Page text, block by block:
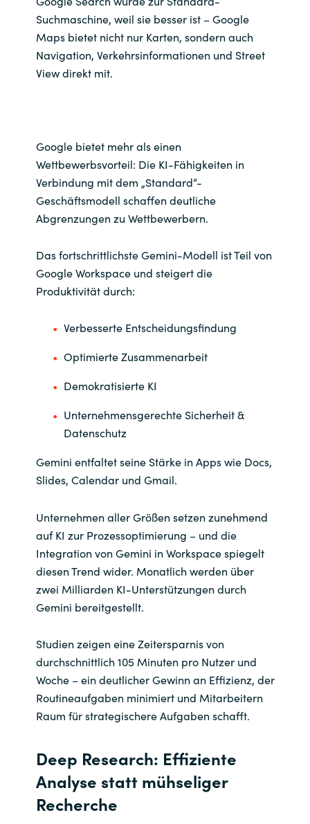
Suchmaschine, weil sie besser ist – Google
Maps bietet nicht nur Karten, sondern auch
Navigation, Verkehrsinformationen und Street
View direkt mit.
Google bietet mehr als einen
Wettbewerbsvorteil: Die KI-Fähigkeiten in
Verbindung mit dem „Standard“-
Geschäftsmodell schaffen deutliche
Abgrenzungen zu Wettbewerbern.
Das fortschrittlichste Gemini-Modell ist Teil von
Google Workspace und steigert die
Produktivität durch:
Verbesserte Entscheidungsfindung
Optimierte Zusammenarbeit
Demokratisierte KI
Unternehmensgerechte Sicherheit &
Datenschutz
Gemini entfaltet seine Stärke in Apps wie Docs,
Slides, Calendar und Gmail.
Unternehmen aller Größen setzen zunehmend
auf KI zur Prozessoptimierung – und die
Integration von Gemini in Workspace spiegelt
diesen Trend wider. Monatlich werden über
zwei Milliarden KI-Unterstützungen durch
Gemini bereitgestellt.
Studien zeigen eine Zeitersparnis von
durchschnittlich 105 Minuten pro Nutzer und
Woche – ein deutlicher Gewinn an Effizienz, der
Routineaufgaben minimiert und Mitarbeitern
Raum für strategischere Aufgaben schafft.
Deep Research: Effiziente
Analyse statt mühseliger
Recherche